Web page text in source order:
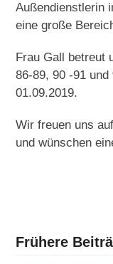
Außendienstlerin
eine große
Frau Gall betreut
86-89, 90 -91
01.09.2019.
Wir freuen uns
und wünschen
Frühere